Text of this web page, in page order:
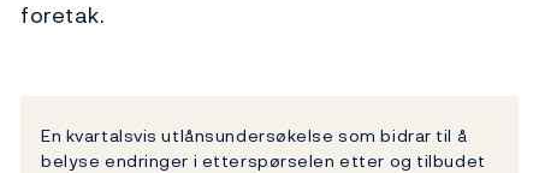
foretak.
En kvartalsvis utlånsundersøkelse som bidrar til å
belyse endringer i etterspørselen etter og tilbudet